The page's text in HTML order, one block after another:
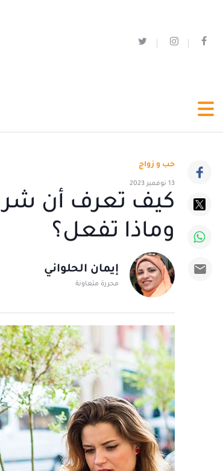
حب و زواج
13 نوفمبر 2023
كيف تعرف أن
وماذا تفعل؟
إيمان الحلواني
محررة متعاونة